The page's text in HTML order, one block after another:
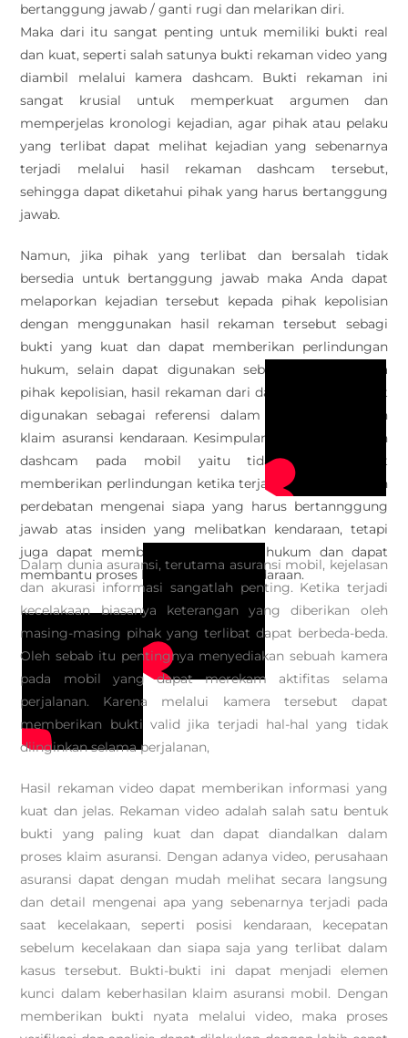
bertanggung jawab / ganti rugi dan melarikan diri.
Maka dari itu sangat penting untuk memiliki bukti real
dan kuat, seperti salah satunya bukti rekaman video yang
diambil melalui kamera dashcam. Bukti rekaman ini
sangat krusial untuk memperkuat argumen dan
memperjelas kronologi kejadian, agar pihak atau pelaku
yang terlibat dapat melihat kejadian yang sebenarnya
terjadi melalui hasil rekaman dashcam tersebut,
sehingga dapat diketahui pihak yang harus bertanggung
jawab.
Namun, jika pihak yang terlibat dan bersalah tidak
bersedia untuk bertanggung jawab maka Anda dapat
melaporkan kejadian tersebut kepada pihak kepolisian
dengan menggunakan hasil rekaman tersebut sebagi
bukti yang kuat dan dapat memberikan perlindungan
hukum, selain dapat digunakan sebagai bukti kepada
pihak kepolisian, hasil rekaman dari dashcam juga dapat
digunakan sebagai referensi dalam proses pengajuan
klaim asuransi kendaraan. Kesimpulan dari pemasangan
dashcam pada mobil yaitu tidak hanya dapat
memberikan perlindungan ketika terjadi perselisihan dan
perdebatan mengenai siapa yang harus bertannggung
jawab atas insiden yang melibatkan kendaraan, tetapi
juga dapat memberikan keamanan hukum dan dapat
membantu proses klaim asuransi kendaraan.
Dalam dunia asuransi, terutama asuransi mobil, kejelasan
dan akurasi informasi sangatlah penting. Ketika terjadi
kecelakaan biasanya keterangan yang diberikan oleh
masing-masing pihak yang terlibat dapat berbeda-beda.
Oleh sebab itu pentingnya menyediakan sebuah kamera
pada mobil yang dapat merekam aktifitas selama
perjalanan. Karena melalui kamera tersebut dapat
memberikan bukti valid jika terjadi hal-hal yang tidak
diinginkan selama perjalanan,
Hasil rekaman video dapat memberikan informasi yang
kuat dan jelas. Rekaman video adalah salah satu bentuk
bukti yang paling kuat dan dapat diandalkan dalam
proses klaim asuransi. Dengan adanya video, perusahaan
asuransi dapat dengan mudah melihat secara langsung
dan detail mengenai apa yang sebenarnya terjadi pada
saat kecelakaan, seperti posisi kendaraan, kecepatan
sebelum kecelakaan dan siapa saja yang terlibat dalam
kasus tersebut. Bukti-bukti ini dapat menjadi elemen
kunci dalam keberhasilan klaim asuransi mobil. Dengan
memberikan bukti nyata melalui video, maka proses